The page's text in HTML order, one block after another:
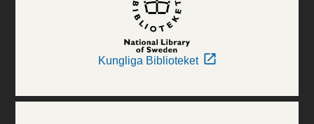
Kungliga Biblioteket